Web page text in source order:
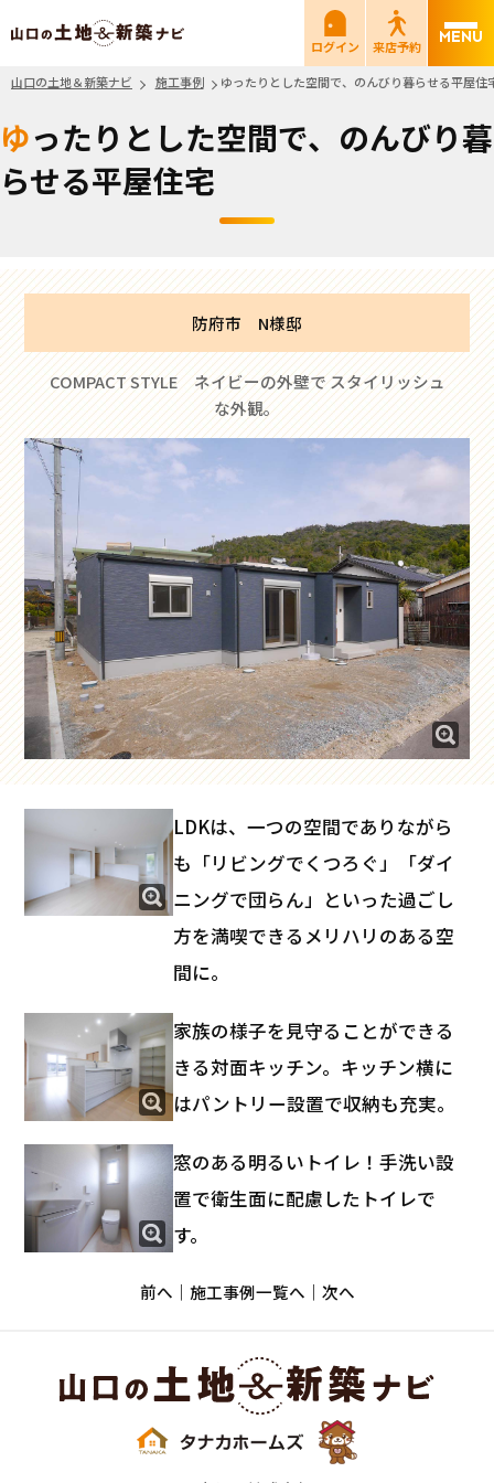
山口の土地＆新築ナビ
ログイン
来店予約
山口の土地＆新築ナビ
施工事例 ゆったりとした空間で、のんびり暮らせる平屋住
ゆったりとした空間で、のんびり暮
らせる平屋住宅
防府市 N様邸
COMPACT STYLE ネイビーの外壁で スタイリッシュ
な外観。
LDKは、一つの空間でありながら
も「リビングでくつろぐ」「ダイ
ニングで団らん」といった過ごし
方を満喫できるメリハリのある空
間に。
家族の様子を見守ることができる
きる対面キッチン。キッチン横に
はパントリー設置で収納も充実。
窓のある明るいトイレ！手洗い設
置で衛生面に配慮したトイレで
す。
前へ 施工事例一覧へ 次へ